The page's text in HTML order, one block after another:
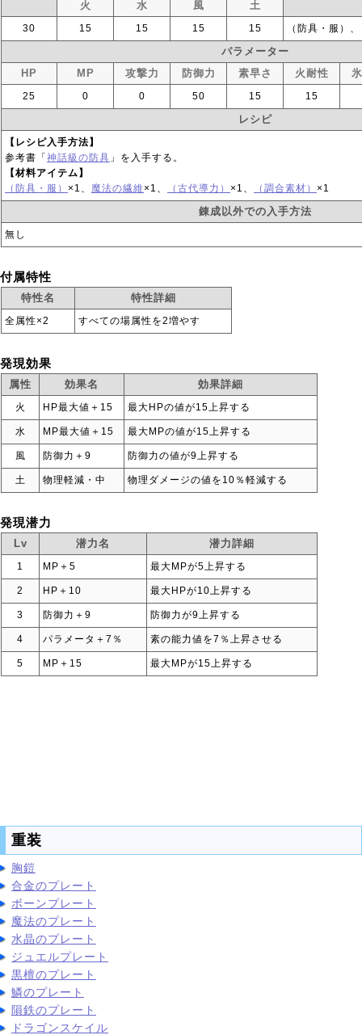
火 水 風 土
30 15 15 15 15 （防具・服）
パラメーター
HP
MP 攻撃力 防御力 素早さ 火耐性
25 0 0 50 15 15
レシピ
【レシピ入手方法】
参考書「 神話級の防具 」を入手する。
【材料アイテム】
（防具・服） ×1、 魔法の繊維×1、 （古代導力） ×1、 （調合素材） ×1
錬成以外での入手方法
無し
付属特性
特性名 特性詳細
全属性×2 すべての場属性を2増やす
発現効果
属性 効果名 効果詳細
火 HP最大値＋15 最大HPの値が15上昇する
水 MP最大値＋15 最大MPの値が15上昇する
風 防御力＋9 防御力の値が9上昇する
土 物理軽減・中 物理ダメージの値を10％軽減する
発現潜力
Lv 潜力名 潜力詳細
1 MP＋5 最大MPが5上昇する
2 HP＋10 最大HPが10上昇する
3 防御力＋9 防御力が9上昇する
4 パラメータ＋7％ 素の能力値を7％上昇させる
5 MP＋15 最大MPが15上昇する
重装
胸鎧
合金のプレート
ボーンプレート
魔法のプレート
水晶のプレート
ジュエルプレート
黒檀のプレート
鱗のプレート
隕鉄のプレート
ドラゴンスケイル